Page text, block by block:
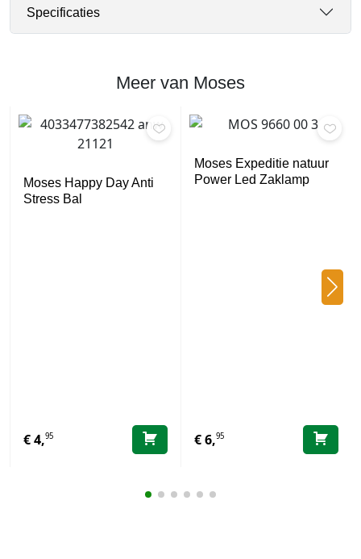
Specificaties
Meer van Moses
Moses Happy Day Anti
Stress Bal
€4,95
Moses Expeditie natuur
Power Led Zaklamp
€6,95